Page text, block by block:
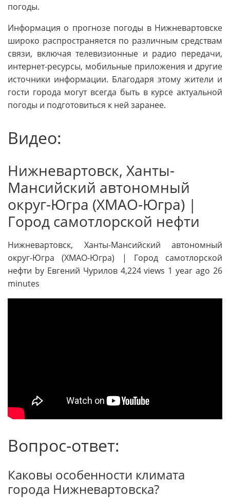
погоды.
Информация о прогнозе погоды в Нижневартовске
широко распространяется по различным средствам
связи, включая телевизионные и радио передачи,
интернет-ресурсы, мобильные приложения и другие
источники информации. Благодаря этому жители и
гости города могут всегда быть в курсе актуальной
погоды и подготовиться к ней заранее.
Видео:
Нижневартовск, Ханты-
Мансийский автономный
округ-Югра (ХМАО-Югра) |
Город самотлорской нефти
Нижневартовск, Ханты-Мансийский автономный
округ-Югра (ХМАО-Югра) | Город самотлорской
нефти by Евгений Чурилов 4,224 views 1 year ago 26
minutes
Вопрос-ответ:
Каковы особенности климата
города Нижневартовска?